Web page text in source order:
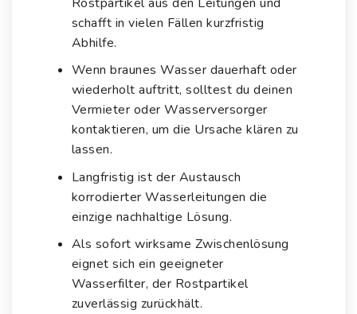
schafft in vielen Fällen kurzfristig
Abhilfe.
Wenn braunes Wasser dauerhaft oder
wiederholt auftritt, solltest du deinen
Vermieter oder Wasserversorger
kontaktieren, um die Ursache klären zu
lassen.
Langfristig ist der Austausch
korrodierter Wasserleitungen die
einzige nachhaltige Lösung.
Als sofort wirksame Zwischenlösung
eignet sich ein geeigneter
Wasserfilter, der Rostpartikel
zuverlässig zurückhält.